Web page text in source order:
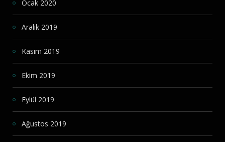
Ocak 2020
Aralık 2019
Kasım 2019
Ekim 2019
Eylül 2019
Ağustos 2019